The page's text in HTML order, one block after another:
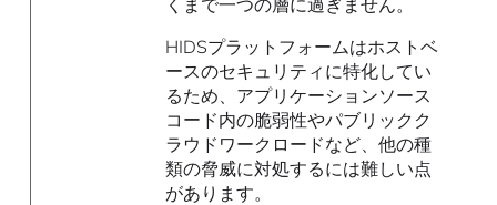
HIDSプラットフォームはホストベ
ースのセキュリティに特化してい
るため、アプリケーションソース
コード内の脆弱性やパブリックク
ラウドワークロードなど、他の種
類の脅威に対処するには難しい点
があります。